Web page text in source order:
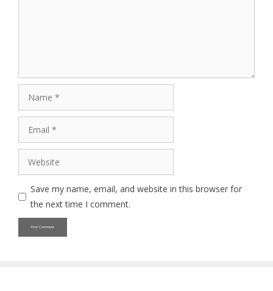
Website
Save my name, email, and website in this browser for
the next time I comment.